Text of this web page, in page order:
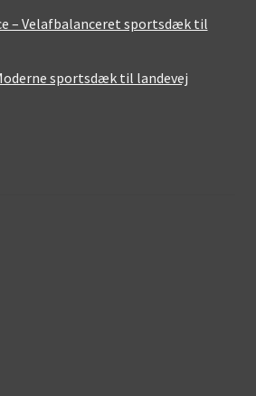
– Velafbalanceret sportsdæk til
sportsdæk til landevej